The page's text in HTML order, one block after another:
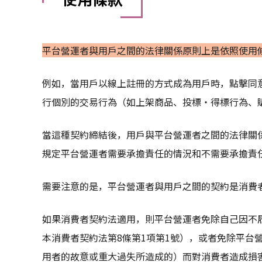
平台營運者與用戶之間的法律關係原則上是依照使用
例如，當用戶以線上註冊的方式成為用戶時，點擊
行個別的交易行為（如上架商品、投標・得標行為
當這種契約締結後，用戶與平台營運者之間的法律
規定平台營運者需要承擔責任的情況和不需要承擔責
需要注意的是，平台營運者與用戶之間的契約是消
如果消費者契約法適用，則平台營運者免除自己因
本消費者契約法第8條第1項第1號），或者免除平台
用者的故意或重大過失所造成的）而對消費者造成